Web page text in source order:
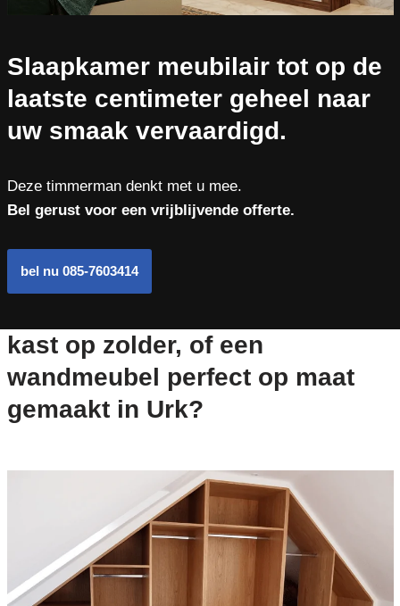
Slaapkamer meubilair tot op de
laatste centimeter geheel naar
uw smaak vervaardigd.
Deze timmerman denkt met u mee.
Bel gerust voor een vrijblijvende offerte.
bel nu 085-7603414
kast op zolder, of een
wandmeubel perfect op maat
gemaakt in Urk?